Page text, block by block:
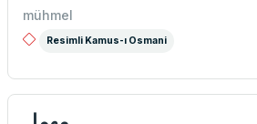
mühmel
Resimli Kamus-ı Osmani